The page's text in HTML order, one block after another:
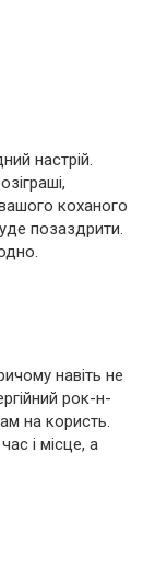
настрій.
коханого
позаздрити.
навіть не
рок-н-
на користь.
і місце, а